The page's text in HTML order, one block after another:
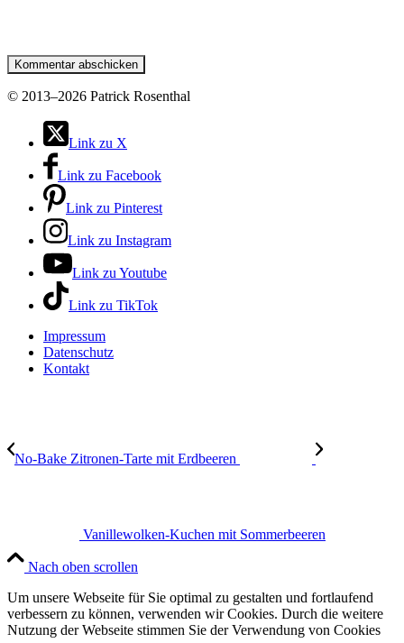
© 2013–2026 Patrick Rosenthal
Link zu X
Link zu Facebook
Link zu Pinterest
Link zu Instagram
Link zu Youtube
Link zu TikTok
Impressum
Datenschutz
Kontakt
No-Bake Zitronen-Tarte mit Erdbeeren
Vanillewolken-Kuchen mit Sommerbeeren
Nach oben scrollen
Um unsere Webseite für Sie optimal zu gestalten und fortlaufend
verbessern zu können, verwenden wir Cookies. Durch die weitere
Nutzung der Webseite stimmen Sie der Verwendung von Cookies